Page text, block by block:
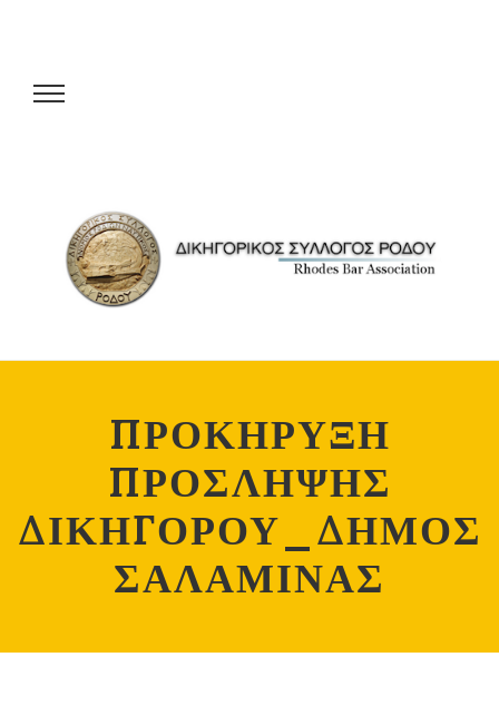
ΠΡΟΚΗΡΥΞΗ
ΠΡΟΣΛΗΨΗΣ
ΔΙΚΗΓΟΡΟΥ_ΔΗΜΟΣ
ΣΑΛΑΜΙΝΑΣ